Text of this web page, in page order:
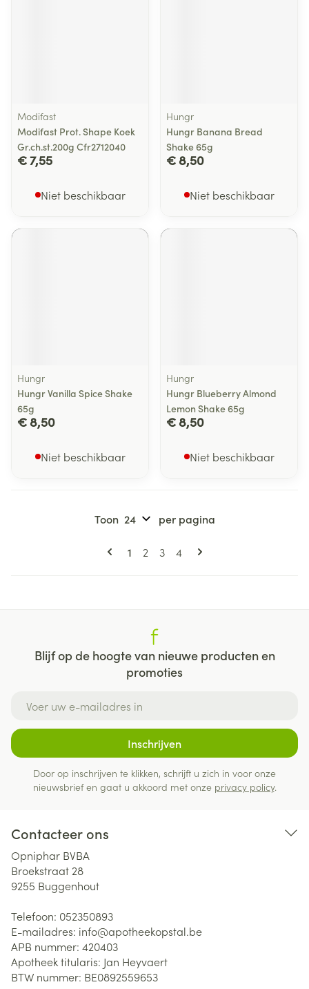
Modifast
Modifast Prot. Shape Koek
Gr.ch.st.200g Cfr2712040
€ 7,55
Niet beschikbaar
Hungr
Hungr Banana Bread
Shake 65g
€ 8,50
Niet beschikbaar
Hungr
Hungr Vanilla Spice Shake
65g
€ 8,50
Niet beschikbaar
Hungr
Hungr Blueberry Almond
Lemon Shake 65g
€ 8,50
Niet beschikbaar
Pagina's
U lees momenteel pagina
1 Pagina
2 Pagina
3 Pagina
4
Toon per pagina
Blijf op de hoogte van nieuwe producten en
promoties
Inschrijven
Door op inschrijven te klikken, schrijft u zich in voor onze
nieuwsbrief en gaat u akkoord met onze privacy policy.
Contacteer ons
Opniphar BVBA
Broekstraat 28
9255 Buggenhout
Telefoon: 052350893
E-mailadres: info@apotheekopstal.be
APB nummer: 420403
Apotheek titularis: Jan Heyvaert
BTW nummer: BE0892559653